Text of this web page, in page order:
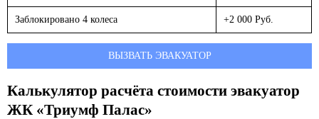
Заблокировано 4 колеса +2 000 Руб.
ВЫЗВАТЬ ЭВАКУАТОР
Калькулятор расчёта стоимости эвакуатор
ЖК «Триумф Палас»